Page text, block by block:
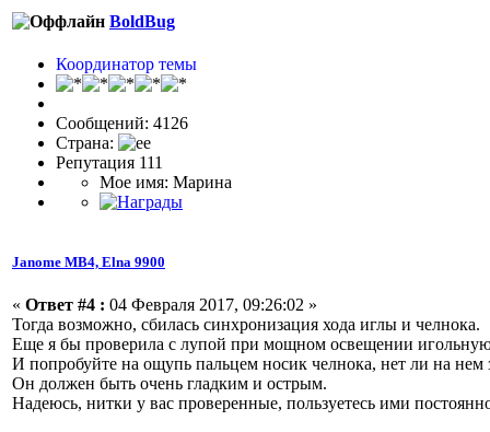
BoldBug
Координатор темы
Сообщений: 4126
Страна:
Репутация 111
Мое имя: Марина
Janome МВ4, Elna 9900
« Ответ #4 : 04 Февраля 2017, 09:26:02 »
Тогда возможно, сбилась синхронизация хода иглы и челнока.
Еще я бы проверила с лупой при мощном освещении
И попробуйте на ощупь пальцем носик челнока, нет ли на нем
Он должен быть очень гладким и острым.
Надеюсь, нитки у вас проверенные, пользуетесь ими